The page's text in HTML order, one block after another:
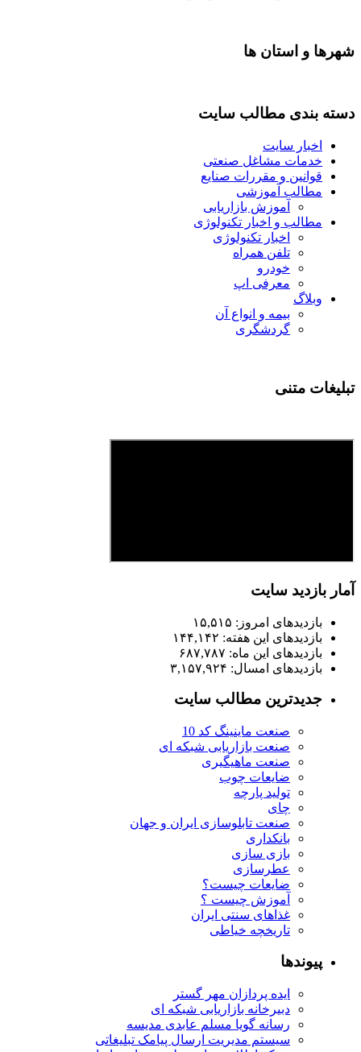
شهرها و استان ها
دسته بندی مطالب سایت
اخبار سایت
خدمات مشاغل صنعتی
قوانین و مقررات صنایع
مطالب آموزشی
آموزش بازاریابی
مطالب و اخبار تکنولوژی
اخبار تکنولوژی
تلفن همراه
خودرو
معرفی اپ
وبلاگ
بیمه و انواع آن
گردشگری
تبلیغات متنی
آمار بازدید سایت
بازدیدهای امروز: ۱۵,۵۱۵
بازدیدهای این هفته: ۱۴۴,۱۴۲
بازدیدهای این ماه: ۶۸۷,۷۸۷
بازدیدهای امسال: ۳,۱۵۷,۹۲۴
جدیدترین مطالب سایت
صنعت ماینینگ کد 10
صنعت بازاریابی شبکه ای
صنعت ماهیگیری
ضایعات چوب
تولید پارچه
چای
صنعت تابلوسازی ایران و جهان
بانکداری
بازی سازی
عطرسازی
ضایعات چیست؟
آموزش چیست ؟
غذاهای سنتی ایران
تاریخچه خیاطی
پیوندها
ایده پردازان مهر گستر
دبیرخانه بازاریابی شبکه ای
رسانه گویا مسلم عابدی مدیسه
سیستم مدیریت ارسال پیامک تبلیغاتی